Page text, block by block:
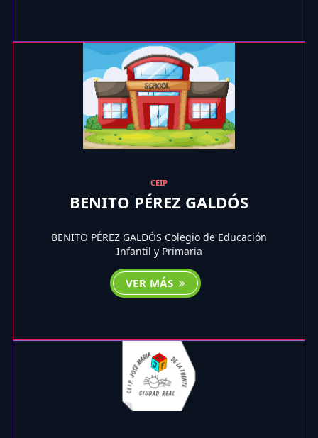
CEIP
BENITO PÉREZ GALDÓS
BENITO PÉREZ GALDÓS Colegio de Educación
Infantil y Primaria
VER MÁS